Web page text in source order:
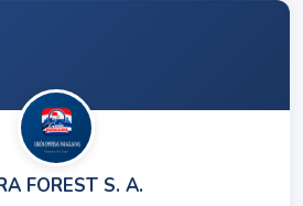
FOREST S. A.